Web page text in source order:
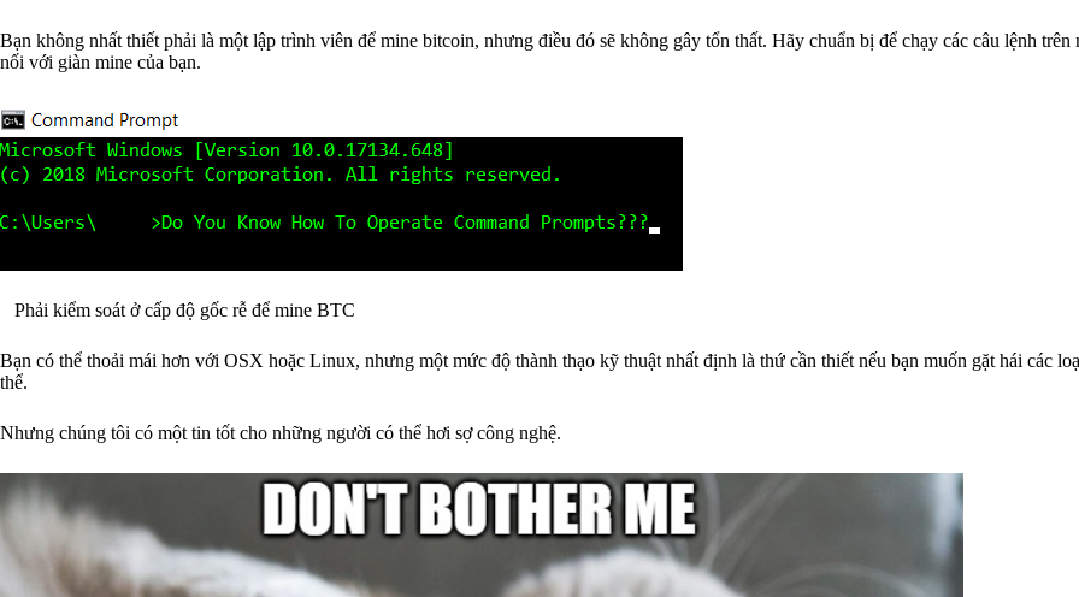
Bạn không nhất thiết phải là một lập trình viên để mine bitcoin, nhưng điều đó sẽ không gây tổn thất. Hãy chuẩn bị để chạy các câu lệnh trên
nối với giàn mine của bạn.
Phải kiểm soát ở cấp độ gốc rễ để mine BTC
Bạn có thể thoải mái hơn với OSX hoặc Linux, nhưng một mức độ thành thạo kỹ thuật nhất định là thứ cần thiết nếu bạn muốn gặt hái các
thể.
Nhưng chúng tôi có một tin tốt cho những người có thể hơi sợ công nghệ.